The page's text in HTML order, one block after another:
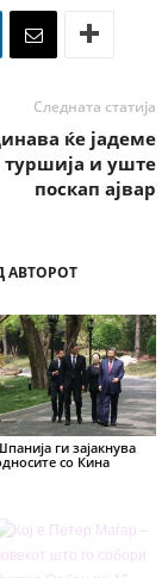
Следната статија
ќе јадеме
туршија и уште
поскап ајвар
АВТОРОТ
ги зајакнува
со Кина